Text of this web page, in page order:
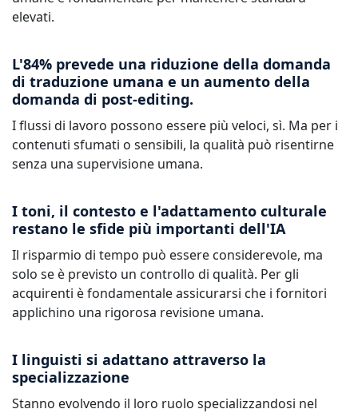
elevati.
L'84% prevede una riduzione della domanda
di traduzione umana e un aumento della
domanda di post-editing.
I flussi di lavoro possono essere più veloci, sì. Ma per i
contenuti sfumati o sensibili, la qualità può risentirne
senza una supervisione umana.
I toni, il contesto e l'adattamento culturale
restano le sfide più importanti dell'IA
Il risparmio di tempo può essere considerevole, ma
solo se è previsto un controllo di qualità. Per gli
acquirenti è fondamentale assicurarsi che i fornitori
applichino una rigorosa revisione umana.
I linguisti si adattano attraverso la
specializzazione
Stanno evolvendo il loro ruolo specializzandosi nel